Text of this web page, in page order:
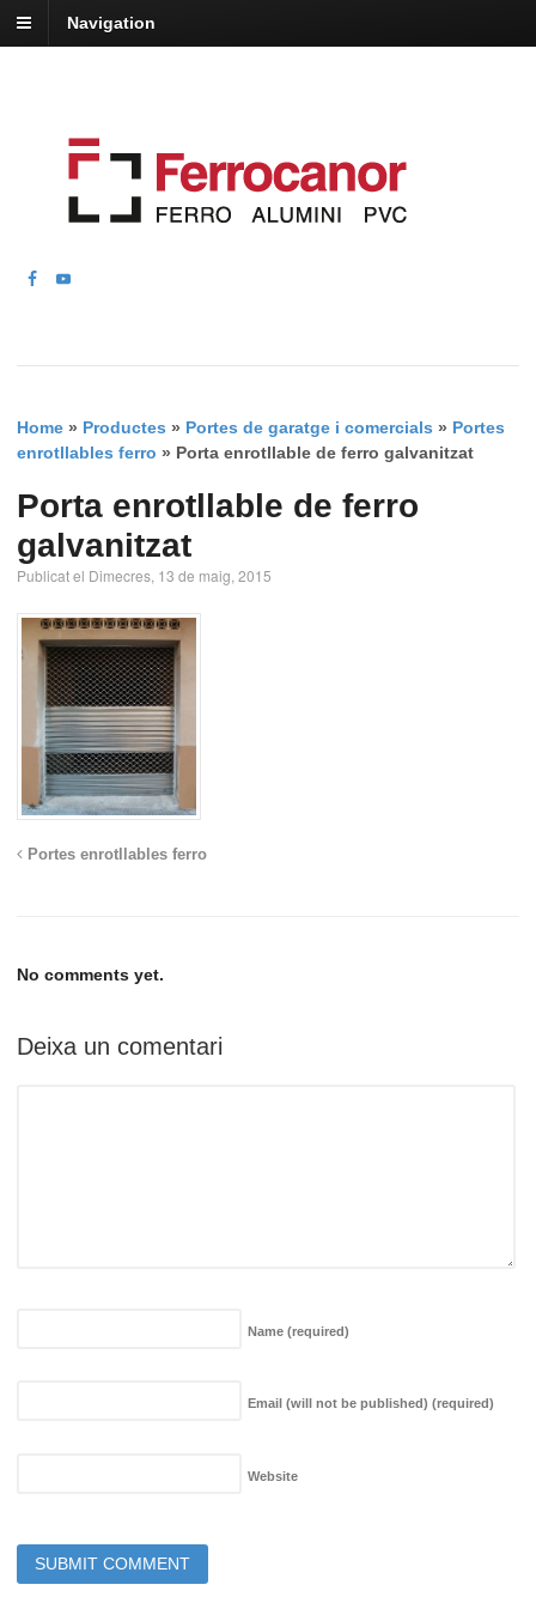
Navigation
Home » Productes » Portes de garatge i comercials » Portes
enrotllables ferro » Porta enrotllable de ferro galvanitzat
Porta enrotllable de ferro
galvanitzat
Publicat el Dimecres, 13 de maig, 2015
Portes enrotllables ferro
No comments yet.
Deixa un comentari
Name (required)
Email (will not be published) (required)
Website